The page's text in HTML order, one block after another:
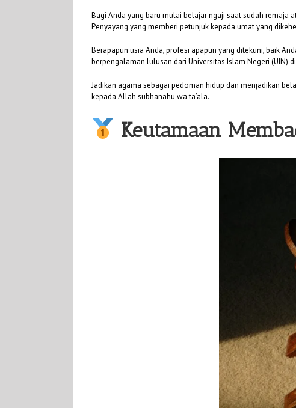
Bagi Anda yang baru mulai belajar ngaji saat sudah remaja
Penyayang yang memberi petunjuk kepada umat yang
Berapapun usia Anda, profesi apapun yang ditekuni, baik
berpengalaman lulusan dari Universitas Islam Negeri (UIN)
Jadikan agama sebagai pedoman hidup dan menjadikan
kepada Allah subhanahu wa ta’ala.
Keutamaan